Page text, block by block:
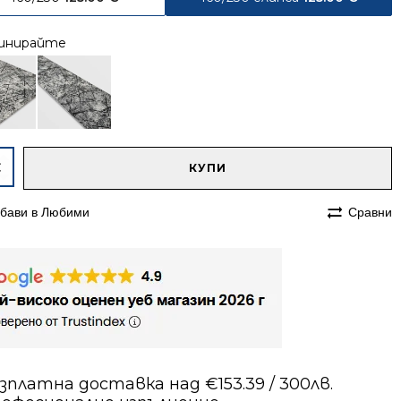
КУПИ
в Любими Сравни
доставка над €153.39 / 300лв.